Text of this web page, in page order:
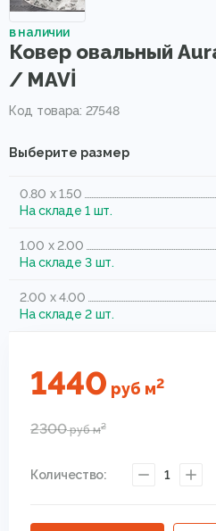
в наличии
Ковер овальный
/ MAVİ
Код товара: 27548
Выберите размер
0.80 x 1.50
На складе 1 шт.
1.00 x 2.00
На складе 3 шт.
2.00 x 4.00
На складе 2 шт.
1440 руб м2
2300рубм2
Количество: 1